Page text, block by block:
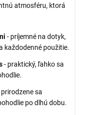
atmosféru, ktorá
- príjemné na dotyk,
každodenné použitie.
- praktický, ľahko sa
prirodzene sa
po dlhú dobu.